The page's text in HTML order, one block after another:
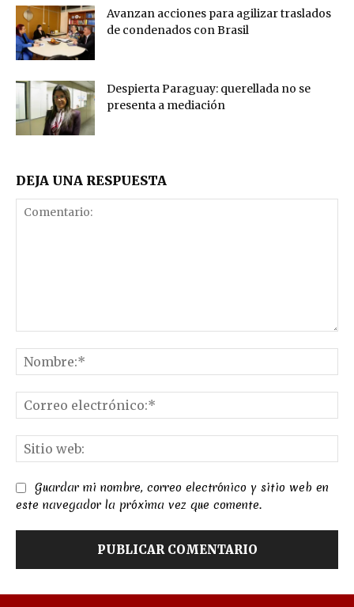
Avanzan acciones para agilizar traslados
de condenados con Brasil
Despierta Paraguay: querellada no se
presenta a mediación
DEJA UNA RESPUESTA
Guardar mi nombre, correo electrónico y sitio web en
este navegador la próxima vez que comente.